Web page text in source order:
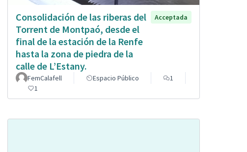
Consolidación de las riberas del
Torrent de Montpaó, desde el
final de la estación de la Renfe
hasta la zona de piedra de la
calle de L’Estany.
Acceptada
FemCalafell Espacio Público
1
1